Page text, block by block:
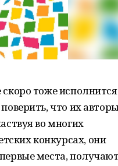
тоже
что их
во многих
конкурсах, они
места, получают